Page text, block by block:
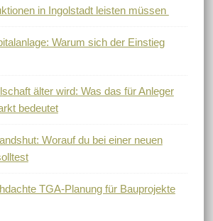
in Ingolstadt leisten müssen
Warum sich der Einstieg
älter wird: Was das für Anleger
bedeutet
Worauf du bei einer neuen
TGA-Planung für Bauprojekte